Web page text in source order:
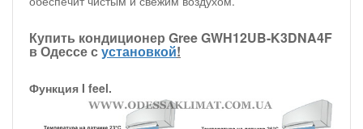
Купить кондиционер Gree GWH12UB-K3DNA4F
в Одессе сустановкой!
Функция I feel.